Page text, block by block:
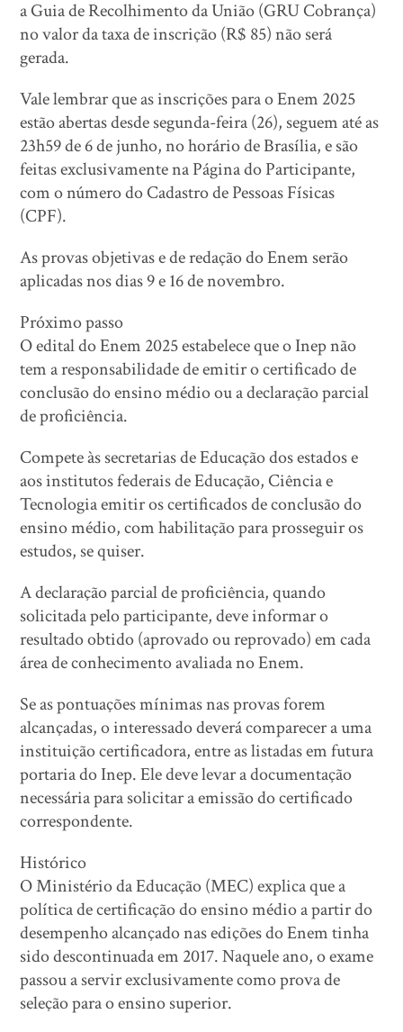
a Guia de Recolhimento da União (GRU Cobrança)
no valor da taxa de inscrição (R$ 85) não será
gerada.
Vale lembrar que as inscrições para o Enem 2025
estão abertas desde segunda-feira (26), seguem até as
23h59 de 6 de junho, no horário de Brasília, e são
feitas exclusivamente na Página do Participante,
com o número do Cadastro de Pessoas Físicas
(CPF).
As provas objetivas e de redação do Enem serão
aplicadas nos dias 9 e 16 de novembro.
Próximo passo
O edital do Enem 2025 estabelece que o Inep não
tem a responsabilidade de emitir o certificado de
conclusão do ensino médio ou a declaração parcial
de proficiência.
Compete às secretarias de Educação dos estados e
aos institutos federais de Educação, Ciência e
Tecnologia emitir os certificados de conclusão do
ensino médio, com habilitação para prosseguir os
estudos, se quiser.
A declaração parcial de proficiência, quando
solicitada pelo participante, deve informar o
resultado obtido (aprovado ou reprovado) em cada
área de conhecimento avaliada no Enem.
Se as pontuações mínimas nas provas forem
alcançadas, o interessado deverá comparecer a uma
instituição certificadora, entre as listadas em futura
portaria do Inep. Ele deve levar a documentação
necessária para solicitar a emissão do certificado
correspondente.
Histórico
O Ministério da Educação (MEC) explica que a
política de certificação do ensino médio a partir do
desempenho alcançado nas edições do Enem tinha
sido descontinuada em 2017. Naquele ano, o exame
passou a servir exclusivamente como prova de
seleção para o ensino superior.